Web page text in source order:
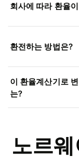
회사에 따라 환율
환전하는 방법은?
이 환율계산기로
는?
노르